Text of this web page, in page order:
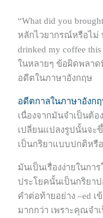
“What did you
หลักไวยากรณ์หรือไม่
drinked my coffee
ในหลายๆ ข้อผิดพลาด
อดีตในภาษาอังกฤษ
อดีตกาลในภาษาอังก
เนื่องจากมันจำเป็นต้
เปลี่ยนแปลงรูปนั้นจะ
เป็นกริยาแบบปกติหรื
มันเป็นเรื่องง่ายในกา
ประโยคนั้นเป็นกริยา
คำต่อท้ายอย่าง –ed
มากกว่า เพราะคุณจำ